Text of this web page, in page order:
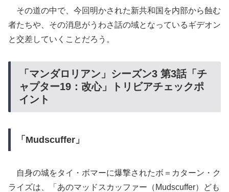
その道の中で、今回明かされた新共和国を内部から蝕む
者たちや、その消息がうわさ話の域となっているギデオン
と交差していくことだろう。
「マンダロリアン」シーズン3 第3話「チ
ャプター19：改心」トリビアチェックポ
イント
「Mudscuffer」
自身の城をタイ・ボマーに爆撃されたボ＝カターン・ク
ライズは、「あのマッドスカッファー（Mudscuffer）ども